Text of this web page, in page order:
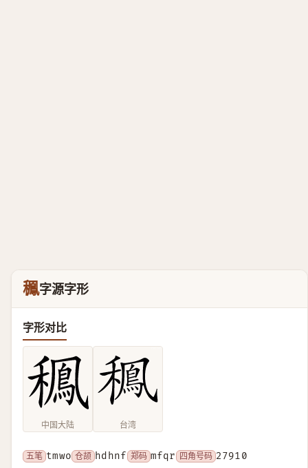
䆇字源字形
字形对比
中国大陆 台湾
五笔 tmwo 仓颉 hdhnf 郑码 mfqr 四角号码 27910